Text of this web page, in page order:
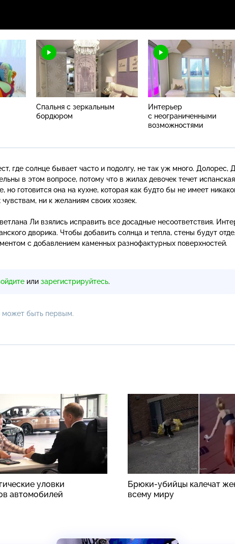
Спальня с зеркальным
бордюром
Интерьер
с неограниченными
возможностями
где солнце бывает часто и подолгу, не так уж много. Долорес,
в этом вопросе, потому что в жилах девочек течет
готовится она на кухне, которая как будто бы не имеет
ни к желаниям своих хозяек.
Ли взялись исправить все досадные несоответствия.
дворика. Чтобы добавить солнца и тепла, стены будут
с добавлением каменных разнофактурных поверхностей.
или зарегистрируйтесь.
может быть первым.
уловки
автомобилей
Брюки-убийцы калечат
всему миру